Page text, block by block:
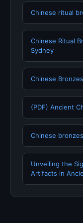
Chinese ritual
Chinese Ritual
Sydney
Chinese
(PDF) Ancient
Chinese bronzes
Unveiling the
Artifacts in